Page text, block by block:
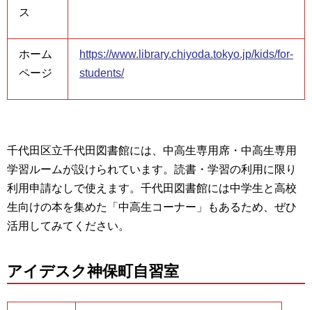
ス
ホーム
ページ
https://www.library.chiyoda.tokyo.jp/kids/for-
students/
千代田区立千代田図書館には、中高生専用席・中高生専用
学習ルームが設けられています。読書・学習の利用に限り
利用申請なしで使えます。千代田図書館には中学生と高校
生向けの本を集めた「中高生コーナー」もあるため、ぜひ
活用してみてください。
アイデスク神保町自習室